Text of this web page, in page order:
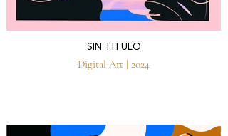
SIN TITULO
Digital Art | 2024